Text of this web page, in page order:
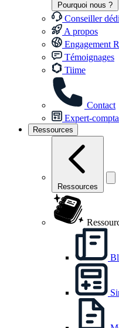
Pourquoi nous ?
Conseiller
A propos
Engagement
Témoignages
Tiime
Contact
Expert-
Ressources
Ressources